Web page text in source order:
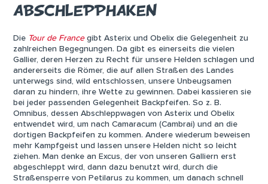
ABSCHLEPPHAKEN
Die Tour de Francegibt Asterix und Obelix die Gelegenheit zu
zahlreichen Begegnungen. Da gibt es einerseits die vielen
Gallier, deren Herzen zu Recht für unsere Helden schlagen und
andererseits die Römer, die auf allen Straßen des Landes
unterwegs sind, wild entschlossen, unsere Unbeugsamen
daran zu hindern, ihre Wette zu gewinnen. Dabei kassieren sie
bei jeder passenden Gelegenheit Backpfeifen. So z. B.
Omnibus, dessen Abschleppwagen von Asterix und Obelix
entwendet wird, um nach Camaracum (Cambrai) und an die
dortigen Backpfeifen zu kommen. Andere wiederum beweisen
mehr Kampfgeist und lassen unsere Helden nicht so leicht
ziehen. Man denke an Excus, der von unseren Galliern erst
abgeschleppt wird, dann dazu benutzt wird, durch die
Straßensperre von Petilarus zu kommen, um danach schnell